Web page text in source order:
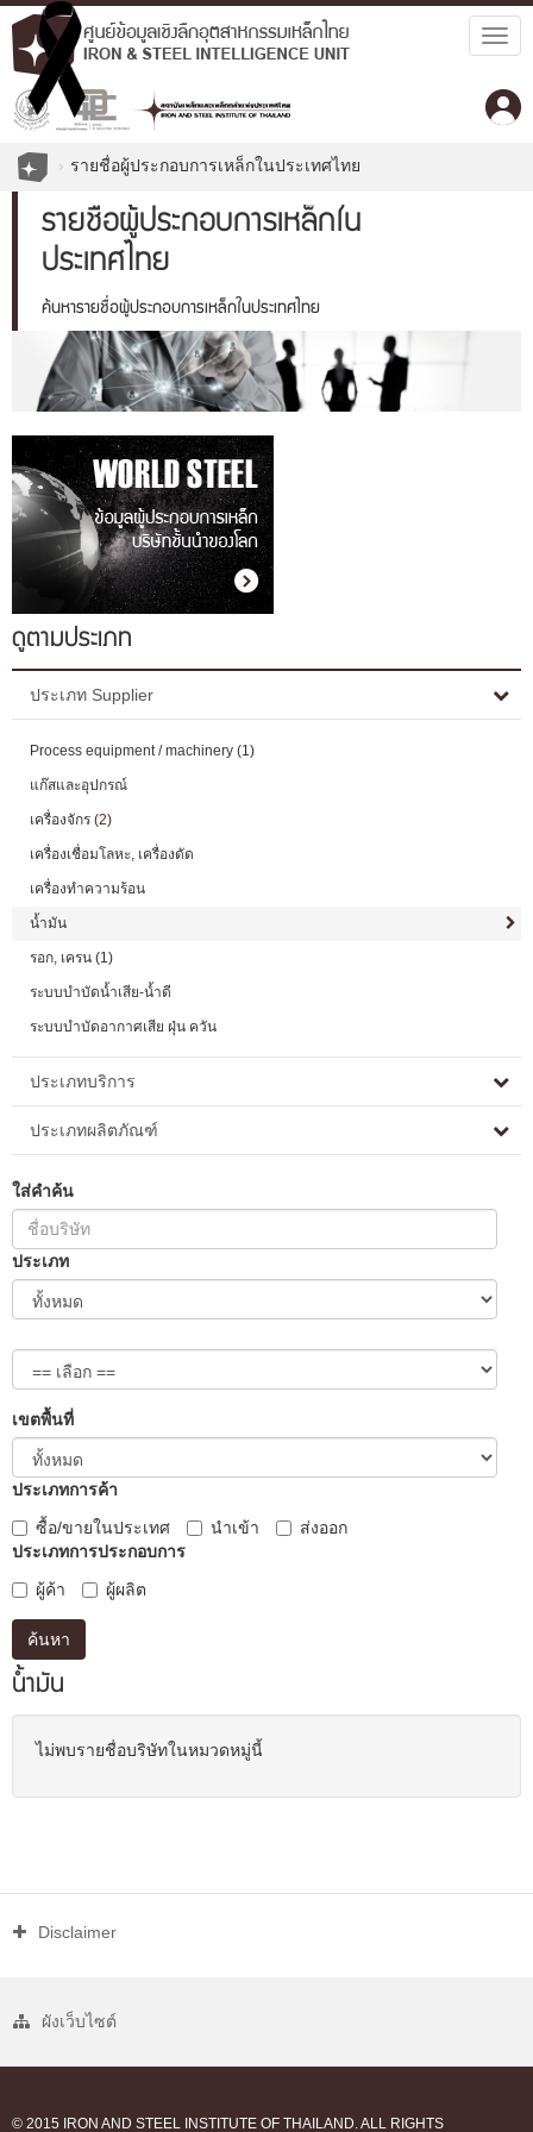
รายชื่อผู้ประกอบการเหล็กในประเทศไทย
รายชื่อผู้ประกอบการเหล็กใน
ประเทศไทย
ค้นหารายชื่อผู้ประกอบการเหล็กในประเทศไทย
ดูตามประเภท
ประเภท Supplier
Process equipment / machinery (1)
แก๊สและอุปกรณ์
เครื่องจักร (2)
เครื่องเชื่อมโลหะ, เครื่องดัด
เครื่องทำความร้อน
น้ำมัน
รอก, เครน (1)
ระบบบำบัดน้ำเสีย-น้ำดี
ระบบบำบัดอากาศเสีย ฝุ่น ควัน
ประเภทบริการ
ประเภทผลิตภัณฑ์
ใส่คำค้น
ประเภท
เขตพื้นที่
ประเภทการค้า
ซื้อ/ขายในประเทศ
นำเข้า
ส่งออก
ประเภทการประกอบการ
ผู้ค้า
ผู้ผลิต
ค้นหา
น้ำมัน
ไม่พบรายชื่อบริษัทในหมวดหมู่นี้
Disclaimer
ผังเว็บไซต์
© 2015 IRON AND STEEL INSTITUTE OF THAILAND. ALL RIGHTS